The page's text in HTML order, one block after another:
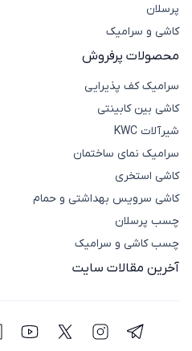
پرسلان
کاشی و سرامیک
محصولات پرفروش
سرامیک کف پذیرایی
کاشی بین کابینتی
شیرآلات KWC
سرامیک نمای ساختمان
کاشی استخری
کاشی سرویس بهداشتی و حمام
چسب پرسلان
چسب کاشی و سرامیک
آخرین مقالات سایت
شبکه اجتماعی تلگرام
شبکه اجتماعی
شبکه شبکه